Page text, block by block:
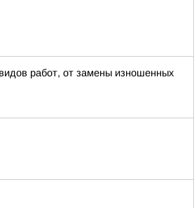
работ, от замены изношенных